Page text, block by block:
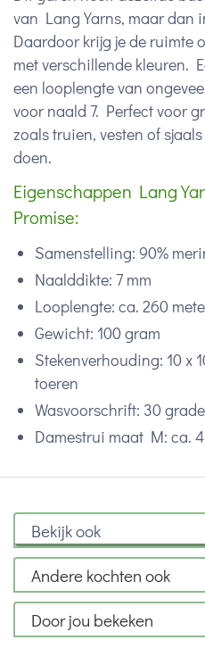
van Lang Yarns, maar dan
Daardoor krijg je de ruimte
met verschillende kleuren.
een looplengte van
voor naald 7. Perfect voor
zoals truien, vesten of
doen.
Eigenschappen Lang
Promise:
Samenstelling: 90%
Naalddikte: 7 mm
Looplengte: ca. 260
Gewicht: 100 gram
Stekenverhouding: 10 x
toeren
Wasvoorschrift: 30
Damestrui maat M: ca.
Bekijk ook
Andere kochten ook
Door jou bekeken